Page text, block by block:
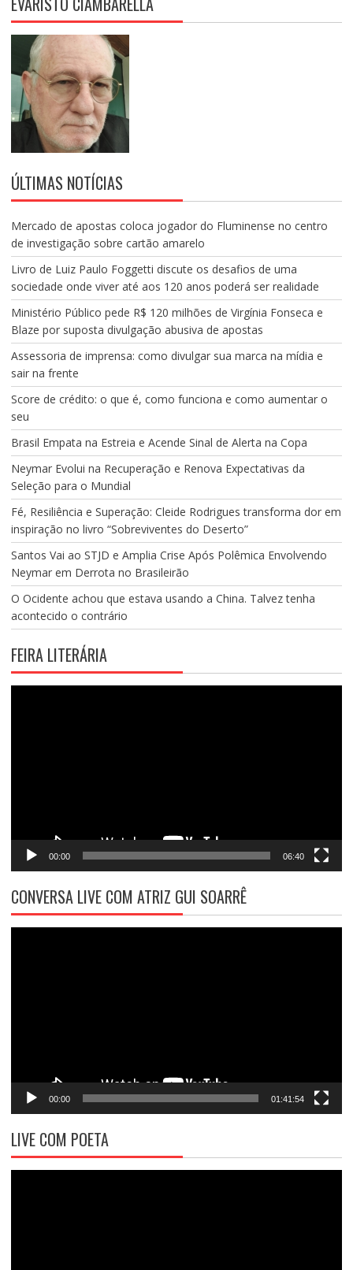
ÚLTIMAS NOTÍCIAS
Mercado de apostas coloca jogador do Fluminense no centro
de investigação sobre cartão amarelo
Livro de Luiz Paulo Foggetti discute os desafios de uma
sociedade onde viver até aos 120 anos poderá ser realidade
Ministério Público pede R$ 120 milhões de Virgínia Fonseca e
Blaze por suposta divulgação abusiva de apostas
Assessoria de imprensa: como divulgar sua marca na mídia e
sair na frente
Score de crédito: o que é, como funciona e como aumentar o
seu
Brasil Empata na Estreia e Acende Sinal de Alerta na Copa
Neymar Evolui na Recuperação e Renova Expectativas da
Seleção para o Mundial
Fé, Resiliência e Superação: Cleide Rodrigues transforma dor em
inspiração no livro “Sobreviventes do Deserto”
Santos Vai ao STJD e Amplia Crise Após Polêmica Envolvendo
Neymar em Derrota no Brasileirão
O Ocidente achou que estava usando a China. Talvez tenha
acontecido o contrário
FEIRA LITERÁRIA
00:00 06:40
CONVERSA LIVE COM ATRIZ GUI SOARRÊ
00:00 01:41:54
LIVE COM POETA